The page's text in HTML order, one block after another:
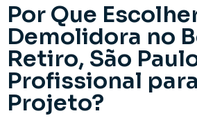
Por Que
Demolidora no
Retiro, São
Profissional
Projeto?